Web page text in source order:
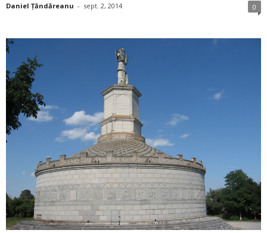
Daniel Țăndăreanu - sept. 2, 2014 0